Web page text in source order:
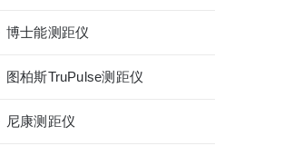
博士能测距仪
图柏斯TruPulse测距仪
尼康测距仪